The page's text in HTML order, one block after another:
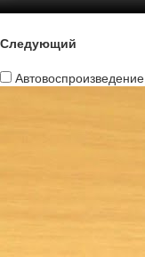
Следующий
Автовоспроизведение